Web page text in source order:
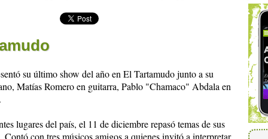
su último show del año en El Tartamudo junto a su
Matías Romero en guitarra, Pablo "Chamaco" Abdala en
lugares del país, el 11 de diciembre repasó temas de sus
con tres músicos amigos a quienes invitó a interpretar